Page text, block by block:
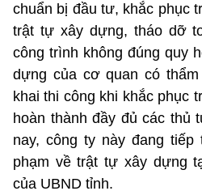
chuẩn bị đầu tư, khắc phục
trật tự xây dựng, tháo dỡ
công trình không đúng quy
dựng của cơ quan có
khai thi công khi khắc phục
hoàn thành đầy đủ các thủ
nay, công ty này đang tiếp
phạm về trật tự xây dựng
của UBND tỉnh.